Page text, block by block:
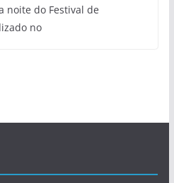
noite do Festival de
no